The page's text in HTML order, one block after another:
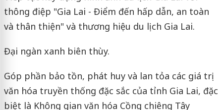
thông điệp "Gia Lai - Điểm đến hấp dẫn, an toàn
và thân thiện" và thương hiệu du lịch Gia Lai.
Đại ngàn xanh biên thùy.
Góp phần bảo tồn, phát huy và lan tỏa các giá trị
văn hóa truyền thống đặc sắc của tỉnh Gia Lai, đặc
biệt là Không gian văn hóa Cồng chiêng Tây